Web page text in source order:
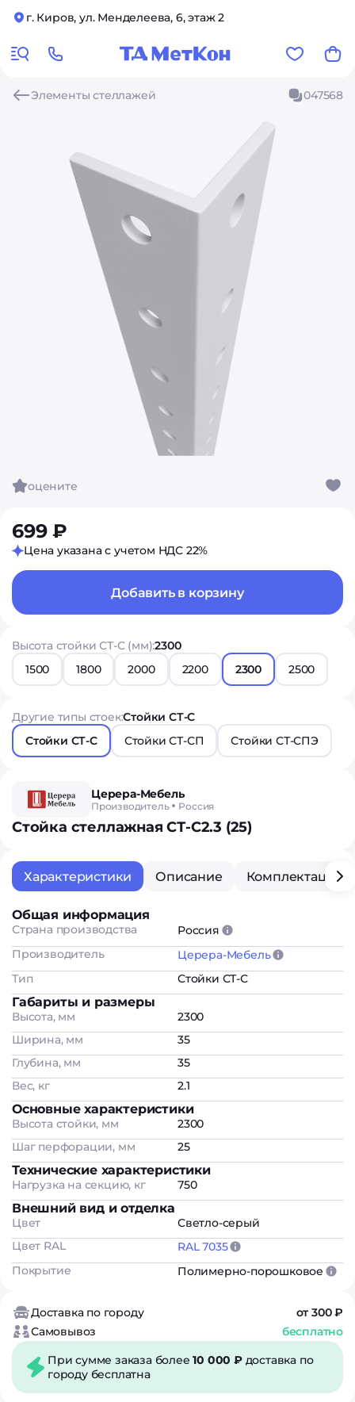
г. Киров, ул. Менделеева, 6, этаж 2
Элементы стеллажей 047568
оцените
699 ₽
Цена указана с учетом НДС 22%
Добавить в корзину
Высота стойки СТ-С (мм):2300
1500
1800 2000 2200 2300 2500
Другие типы стоек:Стойки СТ-С
Стойки СТ-С
Стойки СТ-СП Стойки СТ-СПЭ
Церера-Мебель
Производитель Россия
Стойка стеллажная СТ-С2.3 (25)
Характеристики Описание Комплектация
Общая информация
Страна производства
Россия
Производитель
Церера-Мебель
Тип
Стойки СТ-С
Габариты и размеры
Высота, мм
2300
Ширина, мм
35
Глубина, мм
35
Вес, кг
2.1
Основные характеристики
Высота стойки, мм
2300
Шаг перфорации, мм
25
Технические характеристики
Нагрузка на секцию, кг 750
Внешний вид и отделка
Цвет
Светло-серый
Цвет RAL
RAL 7035
Покрытие
Полимерно-порошковое
Доставка по городу
от 300 ₽
Самовывоз
бесплатно
При сумме заказа более10 000 ₽доставка по
городу бесплатна